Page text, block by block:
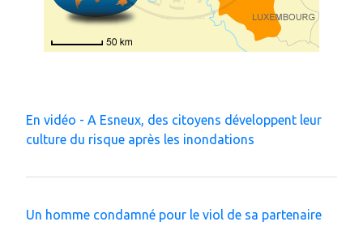
En vidéo - A Esneux, des citoyens développent leur
culture du risque après les inondations
Un homme condamné pour le viol de sa partenaire